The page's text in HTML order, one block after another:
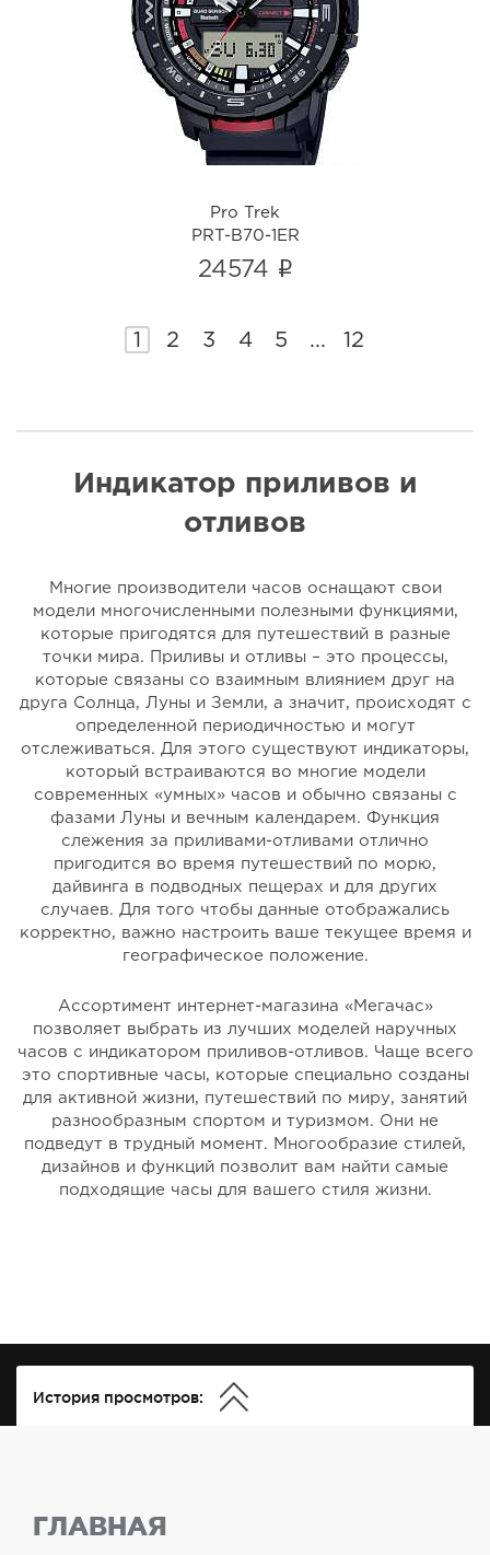
Pro Trek
PRT-B70-1ER
i
Pro Trek
PRT-B70-1ER
24574 i
1 2 3 4 5 12
Индикатор приливов и
отливов
Многие производители часов оснащают свои
модели многочисленными полезными функциями,
которые пригодятся для путешествий в разные
точки мира. Приливы и отливы – это процессы,
которые связаны со взаимным влиянием друг на
друга Солнца, Луны и Земли, а значит, происходят с
определенной периодичностью и могут
отслеживаться. Для этого существуют индикаторы,
который встраиваются во многие модели
современных «умных» часов и обычно связаны с
фазами Луны и вечным календарем. Функция
слежения за приливами-отливами отлично
пригодится во время путешествий по морю,
дайвинга в подводных пещерах и для других
случаев. Для того чтобы данные отображались
корректно, важно настроить ваше текущее время и
географическое положение.
Ассортимент интернет-магазина «Мегачас»
позволяет выбрать из лучших моделей наручных
часов с индикатором приливов-отливов. Чаще всего
это спортивные часы, которые специально созданы
для активной жизни, путешествий по миру, занятий
разнообразным спортом и туризмом. Они не
подведут в трудный момент. Многообразие стилей,
дизайнов и функций позволит вам найти самые
подходящие часы для вашего стиля жизни.
История просмотров:
ГЛАВНАЯ